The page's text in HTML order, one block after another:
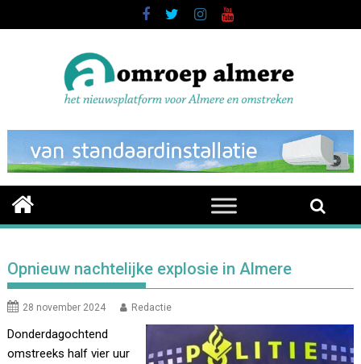
to
Opnieuw nachtelijke explosie in Almere
28 november 2024 Redactie
Donderdagochtend
omstreeks half vier uur